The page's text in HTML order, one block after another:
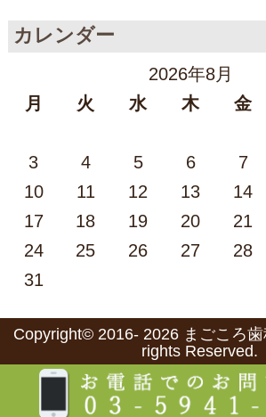
カレンダー
2026年8月
月
火 水 木 金
3
4 5 6 7
10
11 12 13 14
17
18 19 20 21
24
25 26 27 28
31
Copyright© 2016- 2026 まごころ
rights Reserved.